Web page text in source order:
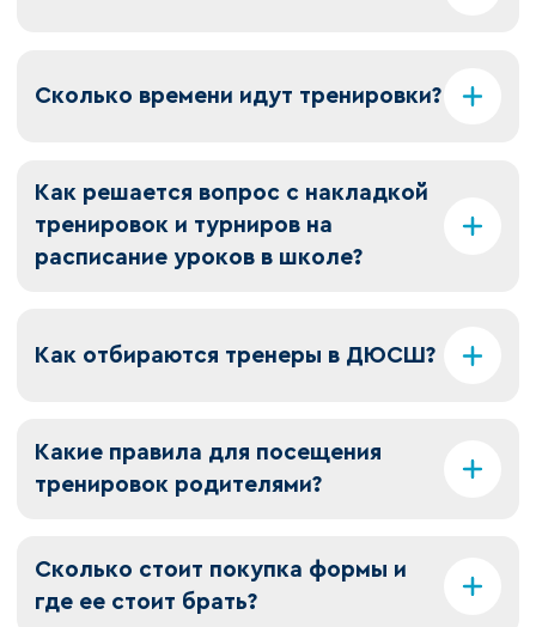
Сколько времени идут тренировки?
Как решается вопрос с накладкой
тренировок и турниров на
расписание уроков в школе?
Как отбираются тренеры в ДЮСШ?
Какие правила для посещения
тренировок родителями?
Сколько стоит покупка формы и
где ее стоит брать?